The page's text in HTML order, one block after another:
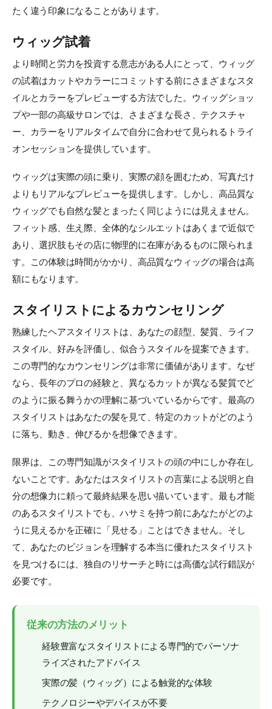
たく違う印象になることがあります。
ウィッグ試着
より時間と労力を投資する意志がある人にとって、ウィッグ
の試着はカットやカラーにコミットする前にさまざまなスタ
イルとカラーをプレビューする方法でした。ウィッグショッ
プや一部の高級サロンでは、さまざまな長さ、テクスチャ
ー、カラーをリアルタイムで自分に合わせて見られるトライ
オンセッションを提供しています。
ウィッグは実際の頭に乗り、実際の顔を囲むため、写真だけ
よりもリアルなプレビューを提供します。しかし、高品質な
ウィッグでも自然な髪とまったく同じようには見えません。
フィット感、生え際、全体的なシルエットはあくまで近似で
あり、選択肢もその店に物理的に在庫があるものに限られま
す。この体験は時間がかかり、高品質なウィッグの場合は高
額にもなります。
スタイリストによるカウンセリング
熟練したヘアスタイリストは、あなたの顔型、髪質、ライフ
スタイル、好みを評価し、似合うスタイルを提案できます。
この専門的なカウンセリングは非常に価値があります。なぜ
なら、長年のプロの経験と、異なるカットが異なる髪質でど
のように振る舞うかの理解に基づいているからです。最高の
スタイリストはあなたの髪を見て、特定のカットがどのよう
に落ち、動き、伸びるかを想像できます。
限界は、この専門知識がスタイリストの頭の中にしか存在し
ないことです。あなたはスタイリストの言葉による説明と自
分の想像力に頼って最終結果を思い描いています。最も才能
のあるスタイリストでも、ハサミを持つ前にあなたがどのよ
うに見えるかを正確に「見せる」ことはできません。そし
て、あなたのビジョンを理解する本当に優れたスタイリスト
を見つけるには、独自のリサーチと時には高価な試行錯誤が
必要です。
従来の方法のメリット
経験豊富なスタイリストによる専門的でパーソナ
ライズされたアドバイス
実際の髪（ウィッグ）による触覚的な体験
テクノロジーやデバイスが不要